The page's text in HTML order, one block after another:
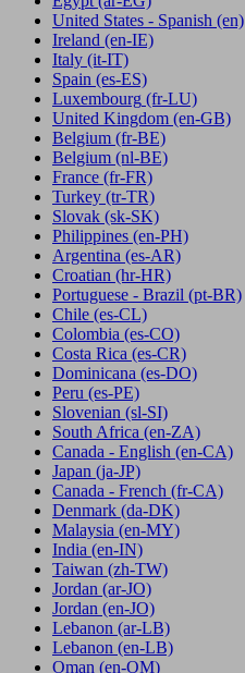
United States - Spanish (en)
Ireland (en-IE)
Italy (it-IT)
Spain (es-ES)
Luxembourg (fr-LU)
United Kingdom (en-GB)
Belgium (fr-BE)
Belgium (nl-BE)
France (fr-FR)
Turkey (tr-TR)
Slovak (sk-SK)
Philippines (en-PH)
Argentina (es-AR)
Croatian (hr-HR)
Portuguese - Brazil (pt-BR)
Chile (es-CL)
Colombia (es-CO)
Costa Rica (es-CR)
Dominicana (es-DO)
Peru (es-PE)
Slovenian (sl-SI)
South Africa (en-ZA)
Canada - English (en-CA)
Japan (ja-JP)
Canada - French (fr-CA)
Denmark (da-DK)
Malaysia (en-MY)
India (en-IN)
Taiwan (zh-TW)
Jordan (ar-JO)
Jordan (en-JO)
Lebanon (ar-LB)
Lebanon (en-LB)
Oman (en-OM)